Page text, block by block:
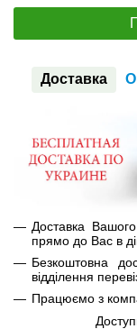
Доставка
Доставка
прямо до Вас в
Безкоштовна
відділення
Працюємо з